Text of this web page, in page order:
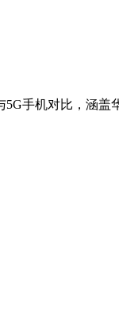
机对比，涵盖